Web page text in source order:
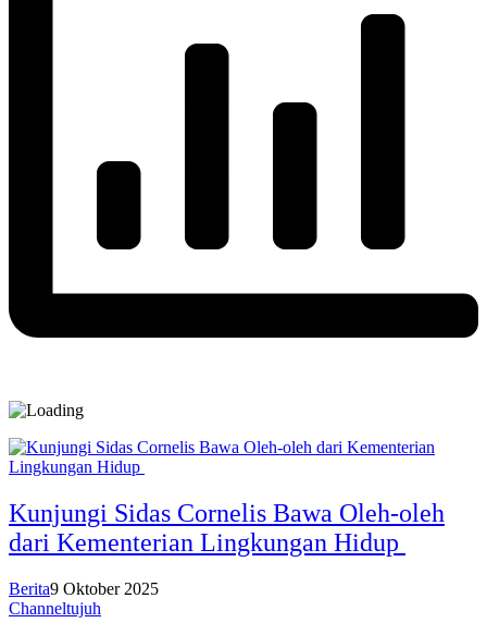
Kunjungi Sidas Cornelis Bawa Oleh-oleh
dari Kementerian Lingkungan Hidup
Berita9 Oktober 2025
Channeltujuh